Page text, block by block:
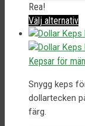
Rea!
Välj alternativ
Kepsar för män
Snygg keps
dollartecken
färg.